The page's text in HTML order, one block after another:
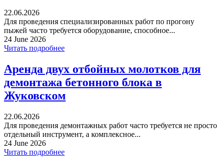
22.06.2026
Для проведения специализированных работ по прогону
пыжей часто требуется оборудование, способное...
24 June 2026
Читать подробнее
Аренда двух отбойных молотков для
демонтажа бетонного блока в
Жуковском
22.06.2026
Для проведения демонтажных работ часто требуется не просто
отдельный инструмент, а комплексное...
24 June 2026
Читать подробнее